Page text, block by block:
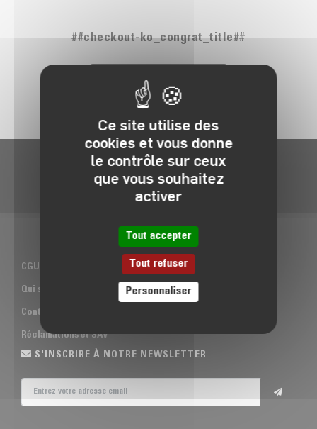
##checkout-ko_congrat_title##
RETOUR À LA BOUTIQUE
CGU & CGV ATOM
Qui sommes-nous
Contact
Réclamations et SAV
S'INSCRIRE À NOTRE NEWSLETTER
Ce site utilise des
cookies et vous donne
le contrôle sur ceux
que vous souhaitez
activer
Tout accepter
Tout refuser
Personnaliser